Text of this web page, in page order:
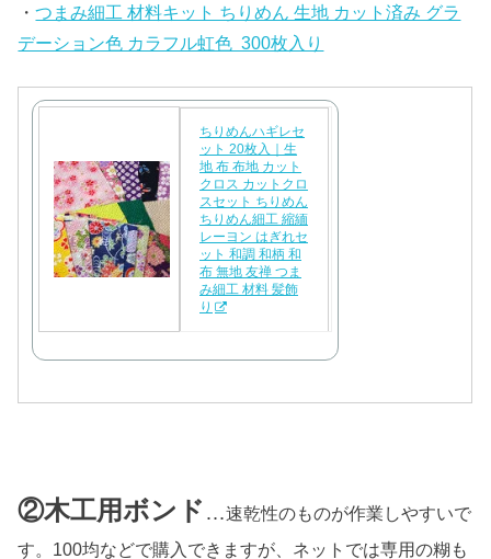
・つまみ細工 材料キット ちりめん 生地 カット済み グラ
デーション色 カラフル虹色 300枚入り
ちりめんハギレセ
ット 20枚入｜生
地 布 布地 カット
クロス カットクロ
スセット ちりめん
ちりめん細工 縮緬
レーヨン はぎれセ
ット 和調 和柄 和
布 無地 友禅 つま
み細工 材料 髪飾
り
②木工用ボンド …速乾性のものが作業しやすいで
す。100均などで購入できますが、ネットでは専用の糊も